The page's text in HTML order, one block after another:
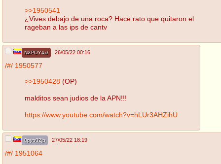
>>1950541
¿Vives debajo de una roca? Hace rato que quitaron el
rageban a las ips de cantv
N2POY4x/ 26/05/22 00:16
/#/ 1950577
>>1950428 (OP)
malditos sean judios de la APN!!!
https://www.youtube.com/watch?v=hLUr3AHZihU
8pyo02jp 27/05/22 18:19
/#/ 1951064